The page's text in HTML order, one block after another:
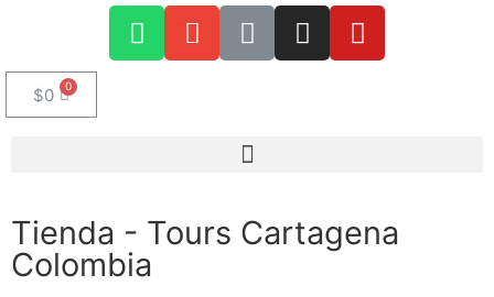
$0
Tienda - Tours Cartagena
Colombia